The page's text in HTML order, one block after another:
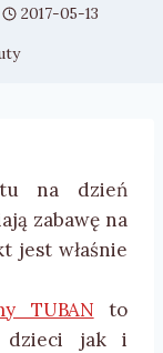
2017-05-13
na dzień
zabawę na
jest właśnie
TUBAN to
dzieci jak i